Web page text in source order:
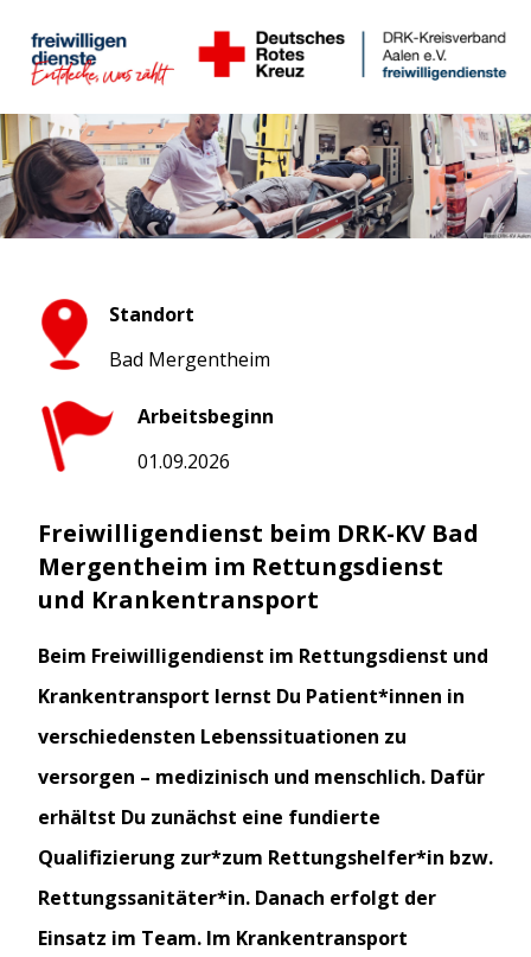
Standort
Bad Mergentheim
Arbeitsbeginn
01.09.2026
Freiwilligendienst beim DRK-KV Bad
Mergentheim im Rettungsdienst
und Krankentransport
Beim Freiwilligendienst im Rettungsdienst und
Krankentransport lernst Du Patient*innen in
verschiedensten Lebenssituationen zu
versorgen – medizinisch und menschlich. Dafür
erhältst Du zunächst eine fundierte
Qualifizierung zur*zum Rettungshelfer*in bzw.
Rettungssanitäter*in. Danach erfolgt der
Einsatz im Team. Im Krankentransport